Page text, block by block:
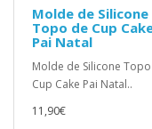
Molde de Silicone
Topo de Cup
Pai Natal
Molde de Silicone
Cup Cake Pai Natal..
11,90€